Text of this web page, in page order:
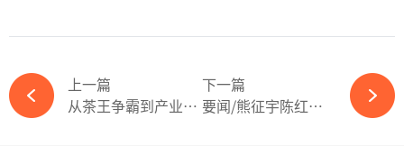
上一篇
从茶王争霸到产业突围：宜茶创新“斗茶”，引领茶产业高质量发展
下一篇
要闻/熊征宇陈红辉到安琪集团专题办公 抬升标杆加压奋进 加快建设世界一流企业